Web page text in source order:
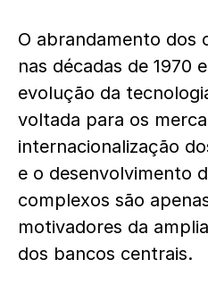
O abrandamento dos
nas décadas de 1970
evolução da
voltada para os
internacionalização
e o desenvolvimento
complexos são
motivadores da
dos bancos centrais.